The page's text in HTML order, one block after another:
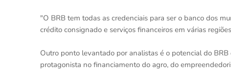
"O BRB tem todas as credenciais para ser o banco dos
crédito consignado e serviços financeiros em várias
Outro ponto levantado por analistas é o potencial do
protagonista no financiamento do agro, do